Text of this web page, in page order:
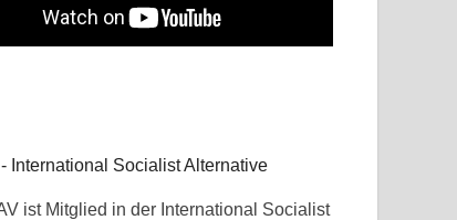
ist Mitglied in der International Socialist